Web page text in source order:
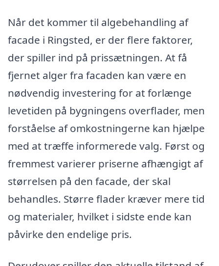
Når det kommer til algebehandling af
facade i Ringsted, er der flere faktorer,
der spiller ind på prissætningen. At få
fjernet alger fra facaden kan være en
nødvendig investering for at forlænge
levetiden på bygningens overflader, men
forståelse af omkostningerne kan hjælpe
med at træffe informerede valg. Først og
fremmest varierer priserne afhængigt af
størrelsen på den facade, der skal
behandles. Større flader kræver mere tid
og materialer, hvilket i sidste ende kan
påvirke den endelige pris.